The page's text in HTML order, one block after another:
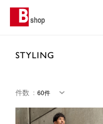
STYLING
件数 ：